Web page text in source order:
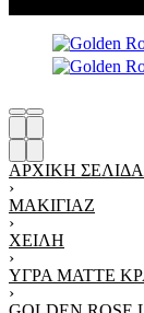
ΑΡΧΙΚΉ ΣΕΛΊΔΑ
›
ΜΑΚΙΓΙΆΖ
›
ΧΕΊΛΗ
›
ΥΓΡΆ MATTE
›